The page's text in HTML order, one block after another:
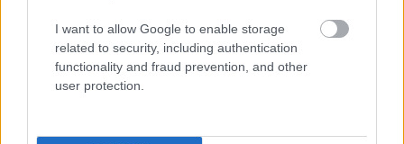
I want to allow Google to enable storage
related to security, including authentication
functionality and fraud prevention, and other
user protection.